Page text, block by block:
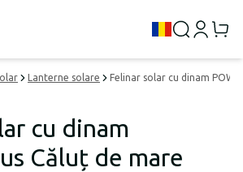
Lanterne solare Felinar solar cu dinam
cu dinam
Căluț de mare